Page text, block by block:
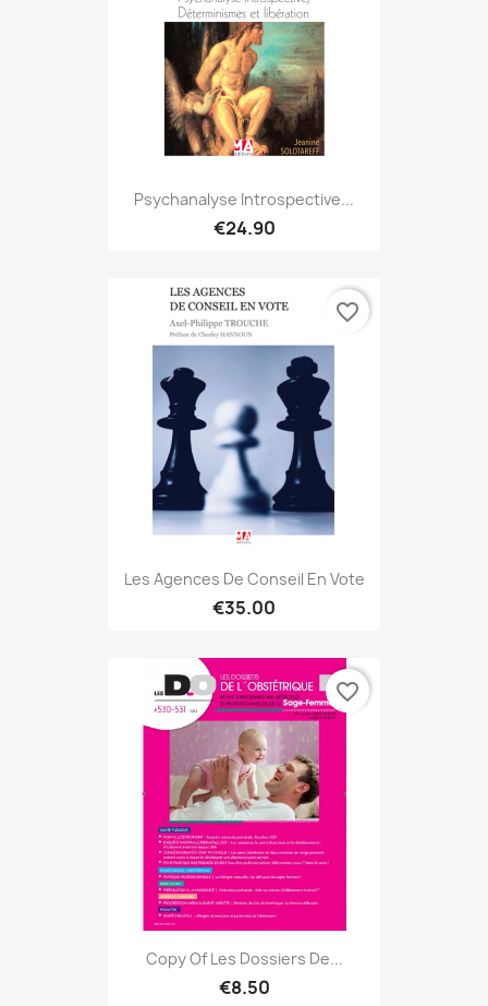
Psychanalyse Introspective...
€24.90
Les Agences De Conseil En Vote
€35.00
favorite_border
Copy Of Les Dossiers De...
€8.50
favorite_border